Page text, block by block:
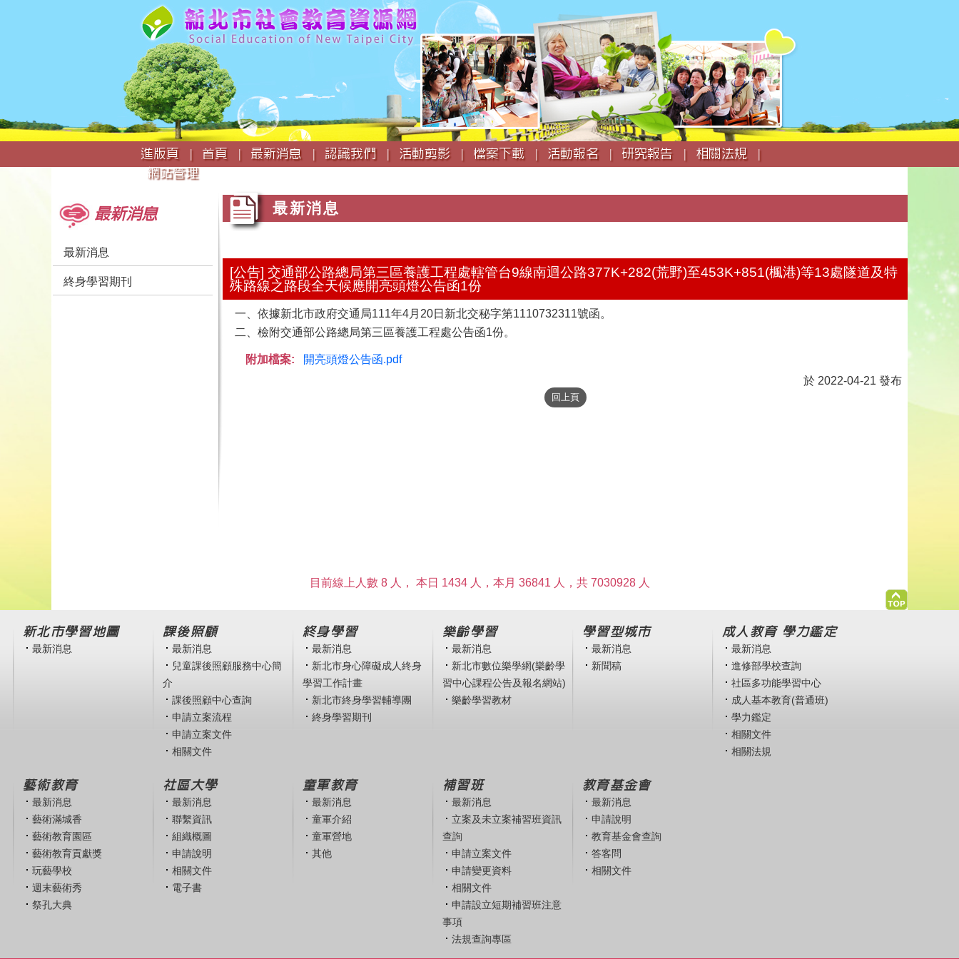
跳
到
主
要
內
容
:::
進版頁 |
首頁 | 最新消息 | 認識我們 | 活動剪影 | 檔案下載 | 活動報名 | 研究報告 |
相關法規 |
網站管理
最新消息
最新消息
終身學習期刊
最新消息
[公告] 交通部公路總局第三區養護工程處轄管台9線南迴公路377K+282(荒野)至453K+851(楓港)等13處隧道及特
殊路線之路段全天候應開亮頭燈公告函1份
一、依據新北市政府交通局111年4月20日新北交秘字第1110732311號函。
二、檢附交通部公路總局第三區養護工程處公告函1份。
附加檔案:
開亮頭燈公告函.pdf
於 2022-04-21 發布
目前線上人數 8 人， 本日 1434 人，本月 36841 人，共 7030928 人
新北市學習地圖
最新消息
課後照顧
最新消息
兒童課後照顧服務中心簡
介
課後照顧中心查詢
申請立案流程
申請立案文件
相關文件
終身學習
最新消息
新北市身心障礙成人終身
學習工作計畫
新北市終身學習輔導團
終身學習期刊
樂齡學習
最新消息
新北市數位樂學網(樂齡學
習中心課程公告及報名網站)
樂齡學習教材
學習型城市
最新消息
新聞稿
成人教育 學力鑑定
最新消息
進修部學校查詢
社區多功能學習中心
成人基本教育(普通班)
學力鑑定
相關文件
相關法規
藝術教育
最新消息
藝術滿城香
藝術教育園區
藝術教育貢獻獎
玩藝學校
週末藝術秀
祭孔大典
社區大學
最新消息
聯繫資訊
組織概圖
申請說明
相關文件
電子書
童軍教育
最新消息
童軍介紹
童軍營地
其他
補習班
最新消息
立案及未立案補習班資訊
查詢
申請立案文件
申請變更資料
相關文件
申請設立短期補習班注意
事項
法規查詢專區
教育基金會
最新消息
申請說明
教育基金會查詢
答客問
相關文件